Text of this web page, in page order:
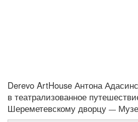
Derevo ArtHouse Антона
в театрализованное
Шереметевскому дворцу —